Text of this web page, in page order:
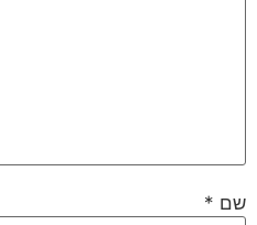
שם *